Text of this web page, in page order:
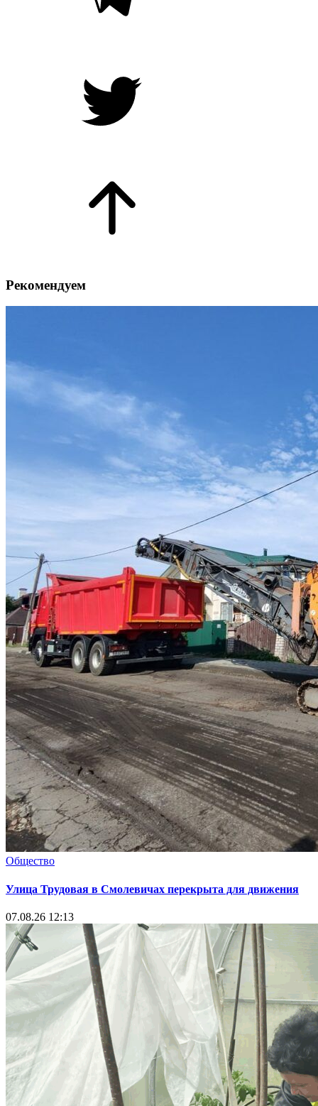
Рекомендуем
Общество
Улица Трудовая в Смолевичах перекрыта для движения
07.08.26 12:13